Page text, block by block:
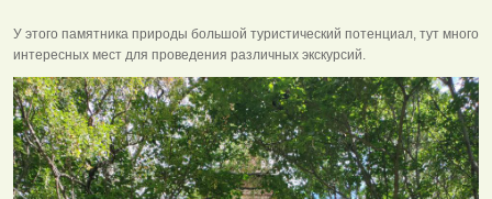
У этого памятника природы большой туристический потенциал, тут много
интересных мест для проведения различных экскурсий.